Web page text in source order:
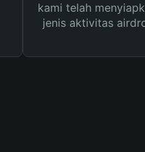
kami telah
jenis aktivitas